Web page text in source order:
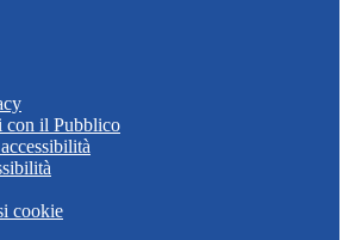
il Pubblico
cookie